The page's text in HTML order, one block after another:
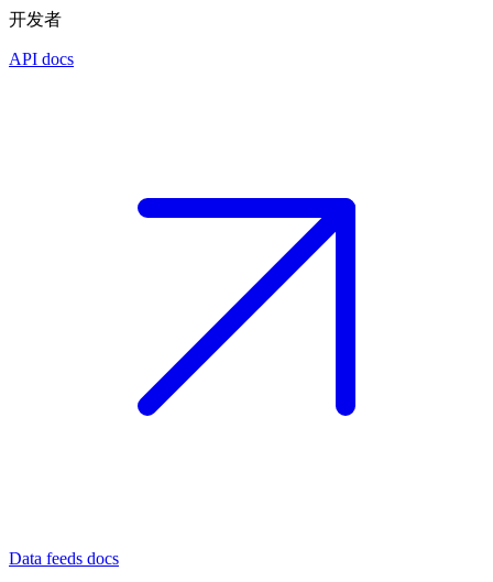
开发者
API docs
Data feeds docs